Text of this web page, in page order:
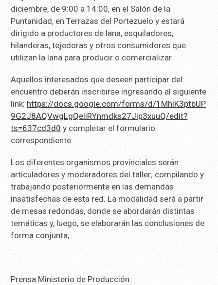
diciembre, de 9:00 a 14:00, en el Salón de la
Puntanidad, en Terrazas del Portezuelo y estará
dirigido a productores de lana, esquiladores,
hilanderas, tejedoras y otros consumidores que
utilizan la lana para producir o comercializar.
Aquellos interesados que deseen participar del
encuentro deberán inscribirse ingresando al siguiente
link: https://docs.google.com/forms/d/1MhlK3ptbUP
9G2J8AQVwgLgQeliRYnmdks27Jip3xuuQ/edit?
ts=637cd3d0 y completar el formulario
correspondiente.
Los diferentes organismos provinciales serán
articuladores y moderadores del taller; compilando y
trabajando posteriormente en las demandas
insatisfechas de esta red. La modalidad será a partir
de mesas redondas, donde se abordarán distintas
temáticas y, luego, se elaborarán las conclusiones de
forma conjunta,
Prensa Ministerio de Producción.